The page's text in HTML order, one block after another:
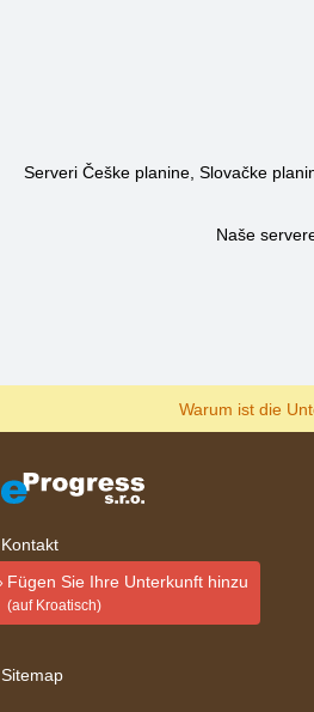
Serveri Češke planine, Slovačke
Naše
Warum ist die
Kontakt
Fügen Sie Ihre Unterkunft hinzu
(auf Kroatisch)
Sitemap